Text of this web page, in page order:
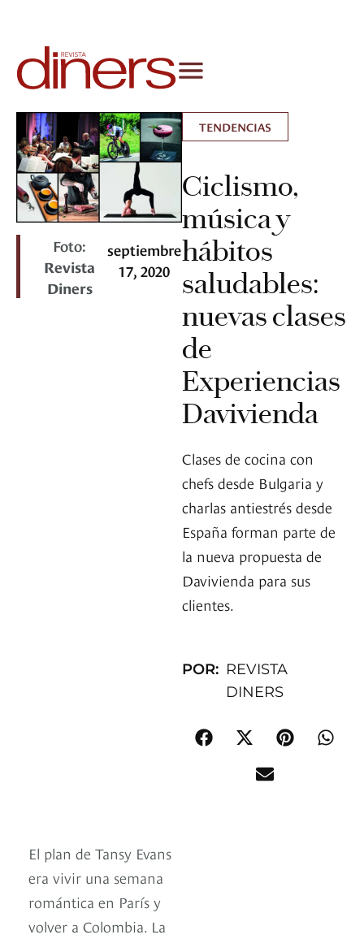
Foto:
Revista
Diners
septiembre
17, 2020
TENDENCIAS
Ciclismo,
música y
hábitos
saludables:
nuevas clases
de
Experiencias
Davivienda
Clases de cocina con
chefs desde Bulgaria y
charlas antiestrés desde
España forman parte de
la nueva propuesta de
Davivienda para sus
clientes.
POR: REVISTA
DINERS
El plan de Tansy Evans
era vivir una semana
romántica en París y
volver a Colombia. La